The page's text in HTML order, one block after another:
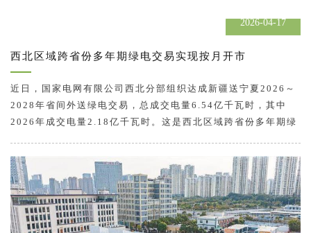
2026-04-17
西北区域跨省份多年期绿电交易实现按月开市
近日，国家电网有限公司西北分部组织达成新疆送宁夏2026～
2028年省间外送绿电交易，总成交电量6.54亿千瓦时，其中
2026年成交电量2.18亿千瓦时。这是西北区域跨省份多年期绿
提供了更加灵活的交易方式和交易周期。 绿电交易按月开市是
完善电力市场建设的一项重要内容…